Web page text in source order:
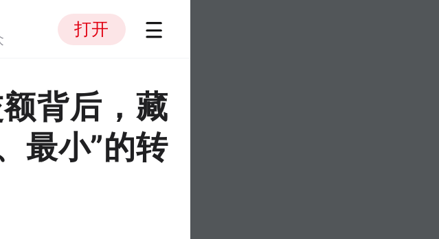
打开
背后，藏
最小”的转